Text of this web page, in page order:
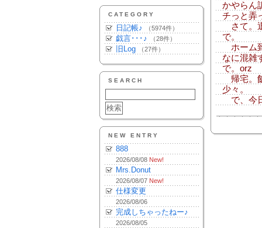
CATEGORY
日記帳♪ （5974件）
戯言･･･♪ （28件）
旧Log （27件）
SEARCH
NEW ENTRY
888
2026/08/08 New!
Mrs.Donut
2026/08/07 New!
仕様変更
2026/08/06
完成しちゃったねー♪
2026/08/05
かやらん
チっと弄
さて。
で。
ホーム
なに混雑
で。orz
帰宅。
少々。
で、今